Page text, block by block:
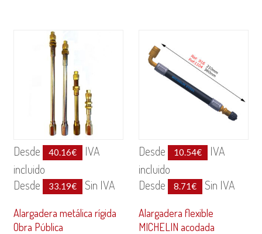
Desde 40.16€
IVA
incluido
Desde
33.19€ Sin IVA
Alargadera metálica rígida
Obra Pública
Desde 10.54€
IVA
incluido
Desde
8.71€ Sin IVA
Alargadera flexible
MICHELIN acodada